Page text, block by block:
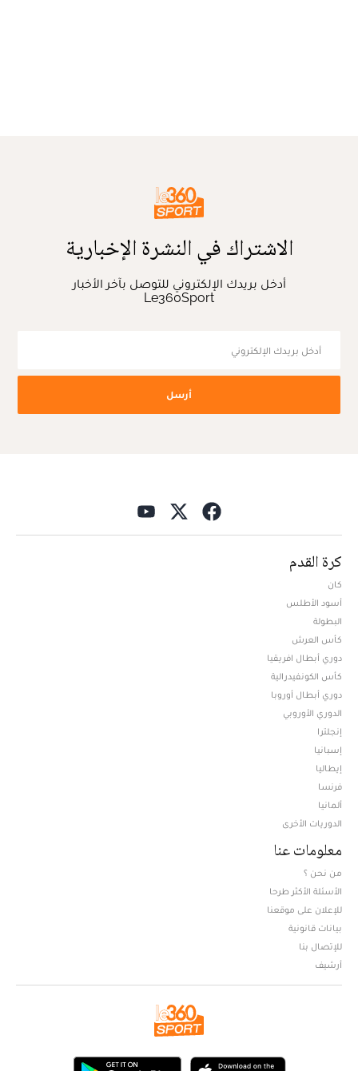
الاشتراك في النشرة الإخبارية
أدخل بريدك الإلكتروني للتوصل بآخر الأخبار
Le360Sport
أرسل
كرة القدم
كان
أسود الأطلس
البطولة
كأس العرش
دوري أبطال افريقيا
كأس الكونفيدرالية
دوري أبطال أوروبا
الدوري الأوروبي
إنجلترا
إسبانيا
إيطاليا
فرنسا
ألمانيا
الدوريات الأخرى
معلومات عنا
من نحن ؟
الأسئلة الأكثر طرحا
للإعلان على موقعنا
بيانات قانونية
للإتصال بنا
أرشيف